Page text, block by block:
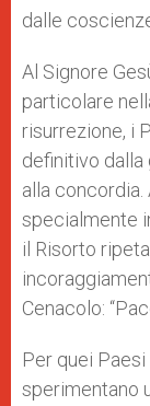
dalle
Al Signore
particolare
risurrezione, i
definitivo dalla
alla
specialmente
il Risorto
Cenacolo:
Per quei
sperimentano